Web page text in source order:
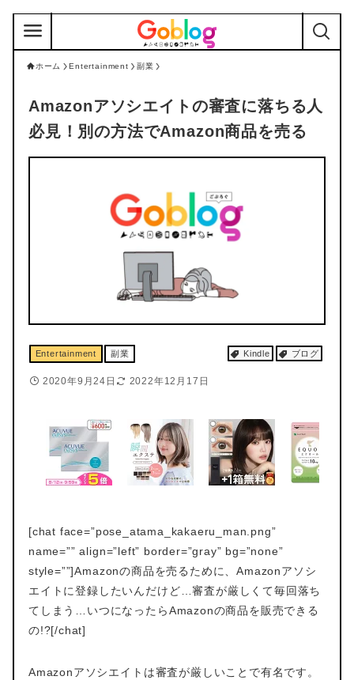
ホーム Entertainment 副業
Amazonアソシエイトの審査に落ちる人
必見！別の方法でAmazon商品を売る
Entertainment 副業 Kindle ブログ
2020年9月24日 2022年12月17日
[chat face=”pose_atama_kakaeru_man.png”
name=”” align=”left” border=”gray” bg=”none”
style=””]Amazonの商品を売るために、Amazonアソシ
エイトに登録したいんだけど…審査が厳しくて毎回落ち
てしまう…いつになったらAmazonの商品を販売できる
の!?[/chat]
Amazonアソシエイトは審査が厳しいことで有名です。